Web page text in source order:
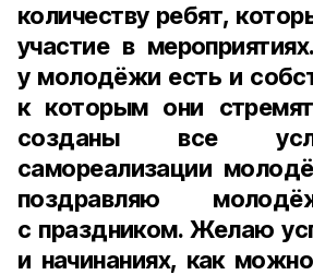
количеству ребят,
участие в
у молодёжи есть и
к которым они
созданы все
самореализации
поздравляю
с праздником. Желаю
и начинаниях, как